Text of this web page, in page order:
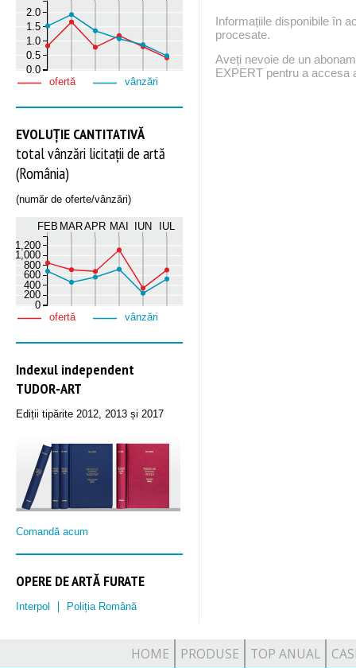
0.0
0.5
1.0
1.5
2.0
ofertă vânzări
EVOLUȚIE CANTITATIVĂ
total vânzări licitații de artă
(România)
(număr de oferte/vânzări)
FEB MARAPR MAI IUN IUL
0
200
400
600
800
1,000
1,200
ofertă vânzări
Indexul independent
TUDOR‑ART
Ediții tipărite 2012, 2013 și 2017
Comandă acum
OPERE DE ARTĂ FURATE
Interpol Poliția Română
Informațiile disponibile în
procesate.
Aveți nevoie de un
EXPERT pentru a accesa
HOME PRODUSE TOP ANUAL